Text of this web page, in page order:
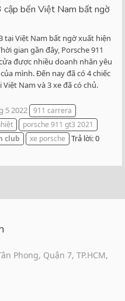
bến Việt Nam bất ngờ
tại Việt Nam bất ngờ xuất hiện
gian gần đây, Porsche 911
được nhiều doanh nhân yêu
mình. Đến nay đã có 4 chiếc
Việt Nam và 3 xe đã có chủ.
5 2022 911 carrera
porsche 911 gt3 2021
club xe porsche
Trả lời: 0
Phong, Quận 7, TP.HCM,